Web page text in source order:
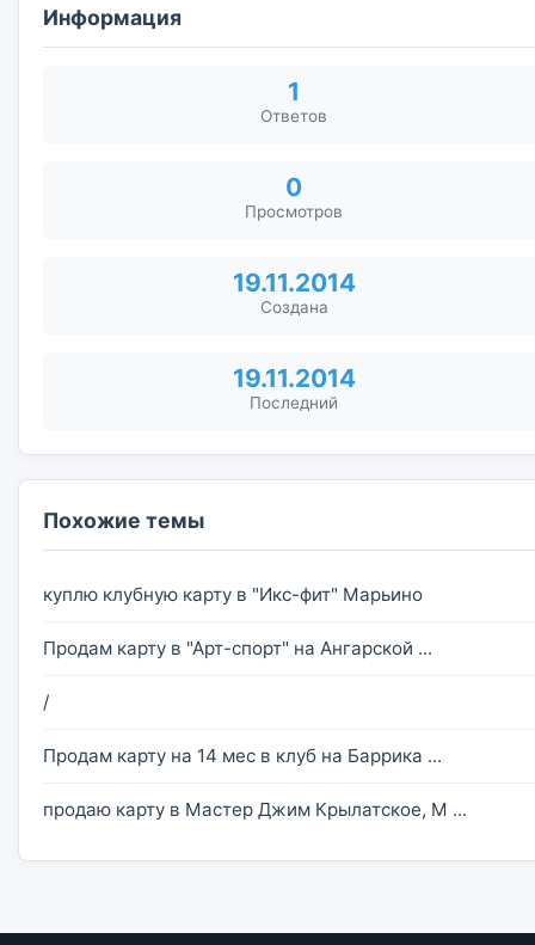
Информация
1
Ответов
0
Просмотров
19.11.2014
Создана
19.11.2014
Последний
Похожие темы
куплю клубную карту в "Икс-фит" Марьино
Продам карту в "Арт-спорт" на Ангарской ...
/
Продам карту на 14 мес в клуб на Баррика ...
продаю карту в Мастер Джим Крылатское, М ...